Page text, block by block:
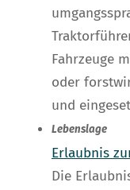
Fahrzeuge
oder
und
Lebenslage
Erlaubnis
Die